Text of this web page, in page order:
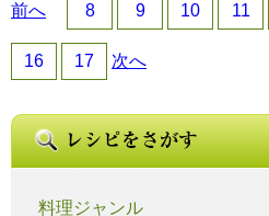
前へ 8 9 10 11
16 17 次へ
料理ジャンル